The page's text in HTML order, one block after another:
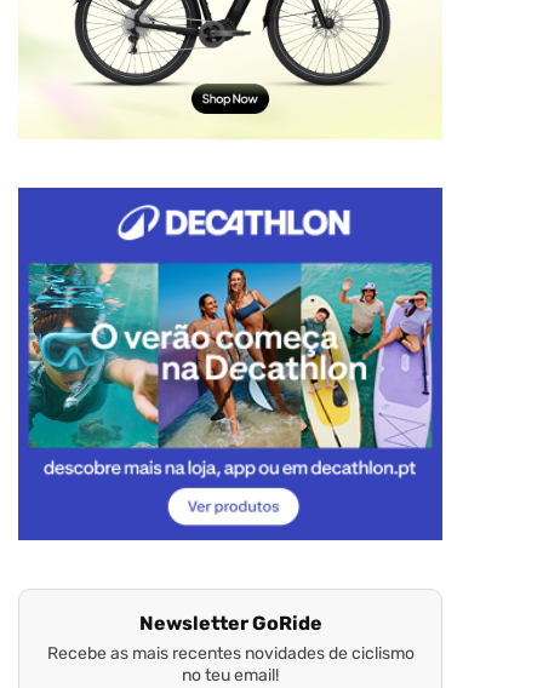
Newsletter GoRide
Recebe as mais recentes novidades de ciclismo
no teu email!